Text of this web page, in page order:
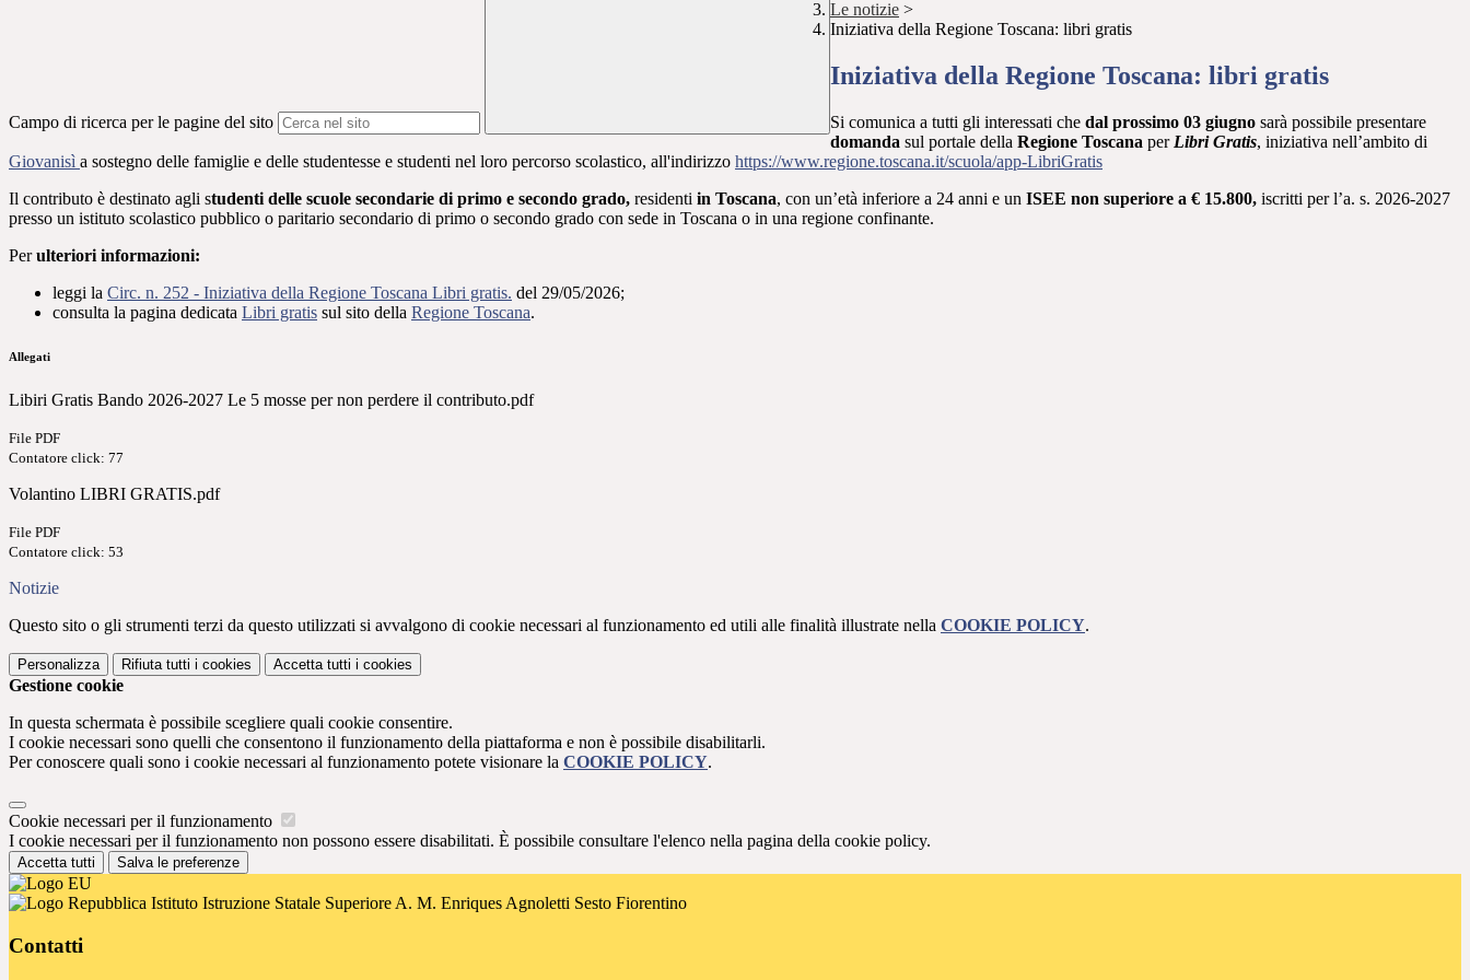
Campo di ricerca per le pagine del sito
Le notizie >
Iniziativa della Regione Toscana: libri gratis
Iniziativa della Regione Toscana: libri gratis
Si comunica a tutti gli interessati che dal prossimo 03 giugno sarà possibile presentare
domanda sul portale della Regione Toscana per Libri Gratis, iniziativa nell’ambito di
Giovanisì a sostegno delle famiglie e delle studentesse e studenti nel loro percorso scolastico, all'indirizzo https://www.regione.toscana.it/scuola/app-LibriGratis
Il contributo è destinato agli studenti delle scuole secondarie di primo e secondo grado, residenti in Toscana, con un’età inferiore a 24 anni e un ISEE non superiore a € 15.800, iscritti perl’a. s. 2026-2027
presso un istituto scolastico pubblico o paritario secondario di primo o secondo grado con sede in Toscana o in una regione confinante.
Perulteriori informazioni:
leggi la Circ. n. 252 - Iniziativa della Regione Toscana Libri gratis. del 29/05/2026;
consulta la pagina dedicata Libri gratis sul sito della Regione Toscana.
Allegati
Libiri Gratis Bando 2026-2027 Le 5 mosse per non perdere il contributo.pdf
File PDF
Contatore click: 77
Volantino LIBRI GRATIS.pdf
File PDF
Contatore click: 53
Notizie
Questo sito o gli strumenti terzi da questo utilizzati si avvalgono di cookie necessari al funzionamento ed utili alle finalità illustrate nella COOKIE POLICY.
Personalizza Rifiuta tutti i cookies Accetta tutti i cookies
Gestione cookie
In questa schermata è possibile scegliere quali cookie consentire.
I cookie necessari sono quelli che consentono il funzionamento della piattaforma e non è possibile disabilitarli.
Per conoscere quali sono i cookie necessari al funzionamento potete visionare la COOKIE POLICY.
Cookie necessari per il funzionamento
I cookie necessari per il funzionamento non possono essere disabilitati. È possibile consultare l'elenco nella pagina della cookie policy.
Accetta tutti Salva le preferenze
Istituto Istruzione Statale Superiore A. M. Enriques Agnoletti Sesto Fiorentino
Contatti